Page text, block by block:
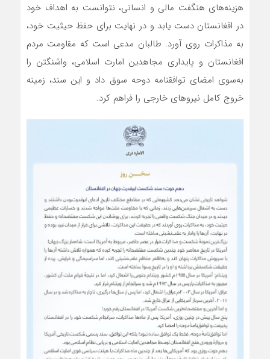
هزینه‌های هنگفت مالی و انسانی، نتوانست به اهداف خود
در افغانستان دست یابد و در نهایت برای حفظ حیثیت خود،
به مذاکرات روی آورد. طالبان مدعی است که مقاومت مردم
افغانستان و پایداری مجاهدین امارت اسلامی، واشنگتن را
به‌سوی امضای توافقنامه دوحه سوق داد و این سند، زمینه
خروج کامل نیروهای خارجی را فراهم کرد.